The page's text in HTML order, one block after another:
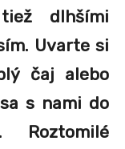
dlhšími
Uvarte si
čaj alebo
s nami do
Roztomilé